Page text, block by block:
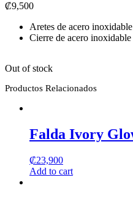
₡9,500
Aretes de acero
Cierre de acero
Out of stock
Productos Relacionados
Falda Ivory
₡23,900
Add to cart